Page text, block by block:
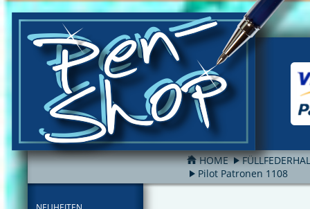
HOME
Pilot Patronen 1108
FILTER